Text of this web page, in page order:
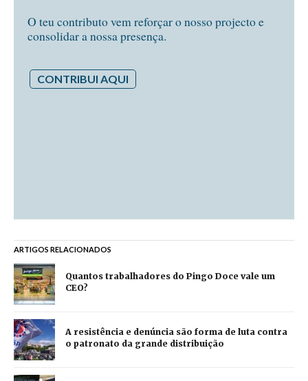
O teu contributo vem reforçar o nosso projecto e
consolidar a nossa presença.
CONTRIBUI AQUI
ARTIGOS RELACIONADOS
Quantos trabalhadores do Pingo Doce vale um
CEO?
A resistência e denúncia são forma de luta contra
o patronato da grande distribuição